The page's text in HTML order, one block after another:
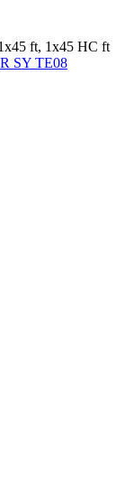
ft, 1х45 HC ft